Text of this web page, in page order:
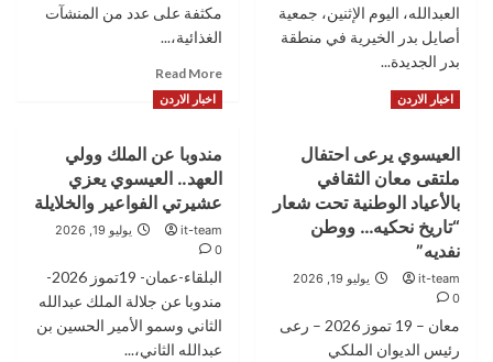
١٠
سنوات
والمومني
العبدالله، اليوم الإثنين، جمعية
أصايل بدر الخيرية في منطقة
بدر الجديدة...
Read More
Read
الملكة
رانيا
العبدالله
تزور
جمعية
بدر
وتلتقي
سيدات
مكثفة على عدد من المنشآت
الغذائية،...
Read More
more
about
ضبط
مواد
غذائية
غير
صالحة
وإتلافها
اخبار الاردن
العيسوي يرعى احتفال
ملتقى معان الثقافي
بالأعياد الوطنية تحت شعار
“تاريخ نحكيه… ووطن
نفديه”
it-team
يوليو 19, 2026
0
معان – 19 تموز 2026 – رعى
رئيس الديوان الملكي
اخبار الاردن
مندوبا عن الملك وولي
العهد.. العيسوي يعزي
عشيرتي الفواعير والخلايلة
it-team
يوليو 19, 2026
0
البلقاء-عمان- 19تموز 2026-
مندوبا عن جلالة الملك عبدالله
الثاني وسمو الأمير الحسين بن
عبدالله الثاني،...